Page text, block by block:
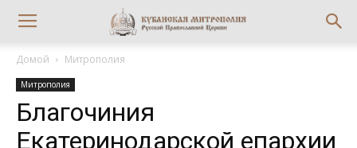
Домой Митрополия
Митрополия
Благочиния
Екатеринодарской епархии